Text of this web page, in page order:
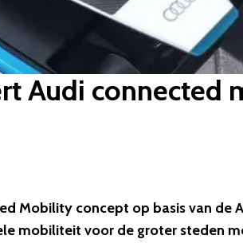
Audi
Mobility concept op basis van de
mobiliteit voor de groter steden